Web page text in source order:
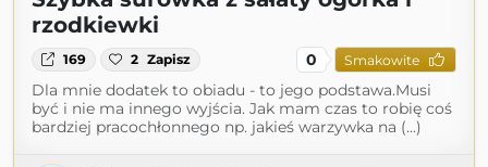
rzodkiewki
169 2 Zapisz 0 Smakowite
Dla mnie dodatek to obiadu - to jego podstawa.Musi
być i nie ma innego wyjścia. Jak mam czas to robię coś
bardziej pracochłonnego np. jakieś warzywka na (...)